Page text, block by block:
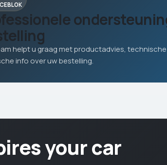
helpt u graag met productadvies,
info over uw bestelling.
your car